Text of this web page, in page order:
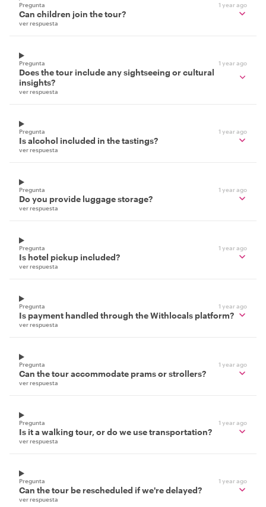
Pregunta 1 year ago
Can children join the tour?
ver respuesta
Pregunta 1 year ago
Does the tour include any sightseeing or cultural
insights?
ver respuesta
Pregunta 1 year ago
Is alcohol included in the tastings?
ver respuesta
Pregunta 1 year ago
Do you provide luggage storage?
ver respuesta
Pregunta 1 year ago
Is hotel pickup included?
ver respuesta
Pregunta 1 year ago
Is payment handled through the Withlocals platform?
ver respuesta
Pregunta 1 year ago
Can the tour accommodate prams or strollers?
ver respuesta
Pregunta 1 year ago
Is it a walking tour, or do we use transportation?
ver respuesta
Pregunta 1 year ago
Can the tour be rescheduled if we're delayed?
ver respuesta